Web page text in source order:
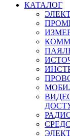
КАТАЛОГ